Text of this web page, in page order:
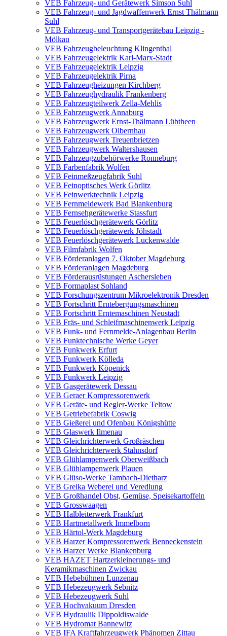
VEB Fahrzeug- und Gerätewerk Simson Suhl
VEB Fahrzeug- und Jagdwaffenwerk Ernst Thälmann
Suhl
VEB Fahrzeug- und Transportgerätebau Leipzig -
Mölkau
VEB Fahrzeugbeleuchtung Klingenthal
VEB Fahrzeugelektrik Karl-Marx-Stadt
VEB Fahrzeugelektrik Leipzig
VEB Fahrzeugelektrik Pirna
VEB Fahrzeugheizungen Kirchberg
VEB Fahrzeughydraulik Frankenberg
VEB Fahrzeugteilwerk Zella-Mehlis
VEB Fahrzeugwerk Annaburg
VEB Fahrzeugwerk Ernst-Thälmann Lübtheen
VEB Fahrzeugwerk Olbernhau
VEB Fahrzeugwerk Treuenbrietzen
VEB Fahrzeugwerk Waltershausen
VEB Fahrzeugzubehörwerke Ronneburg
VEB Farbenfabrik Wolfen
VEB Feinmeßzeugfabrik Suhl
VEB Feinoptisches Werk Görlitz
VEB Feinwerktechnik Leipzig
VEB Fernmeldewerk Bad Blankenburg
VEB Fernsehgerätewerke Stassfurt
VEB Feuerlöschgerätewerk Görlitz
VEB Feuerlöschgerätewerk Jöhstadt
VEB Feuerlöschgerätewerk Luckenwalde
VEB Filmfabrik Wolfen
VEB Förderanlagen 7. Oktober Magdeburg
VEB Förderanlagen Magdeburg
VEB Förderausrüstungen Aschersleben
VEB Formaplast Sohland
VEB Forschungszentrum Mikroelektronik Dresden
VEB Fortschritt Erntebergungsmaschinen
VEB Fortschritt Erntemaschinen Neustadt
VEB Fräs- und Schleifmaschinenwerk Leipzig
VEB Funk- und Fernmelde-Anlagenbau Berlin
VEB Funktechnische Werke Geyer
VEB Funkwerk Erfurt
VEB Funkwerk Kölleda
VEB Funkwerk Köpenick
VEB Funkwerk Leipzig
VEB Gasgerätewerk Dessau
VEB Geraer Kompressorenwerk
VEB Geräte- und Regler-Werke Teltow
VEB Getriebefabrik Coswig
VEB Gießerei und Ofenbau Königshütte
VEB Glaswerk Ilmenau
VEB Gleichrichterwerk Großräschen
VEB Gleichrichterwerk Stahnsdorf
VEB Glühlampenwerk Oberweißbach
VEB Glühlampenwerk Plauen
VEB Glüso-Werke Tambach-Dietharz
VEB Greika Weberei und Veredlung
VEB Großhandel Obst, Gemüse, Speisekartoffeln
VEB Grosswaagen
VEB Halbleiterwerk Frankfurt
VEB Hartmetallwerk Immelborn
VEB Härtol-Werk Magdeburg
VEB Harzer Kompressorenwerk Benneckenstein
VEB Harzer Werke Blankenburg
VEB HAZET Hartzerkleinerungs- und
Keramikmaschinen Zwickau
VEB Hebebühnen Lunzenau
VEB Hebezeugwerk Sebnitz
VEB Hebezeugwerk Suhl
VEB Hochvakuum Dresden
VEB Hydraulik Dippoldiswalde
VEB Hydromat Bannewitz
VEB IFA Kraftfahrzeugwerk Phänomen Zittau